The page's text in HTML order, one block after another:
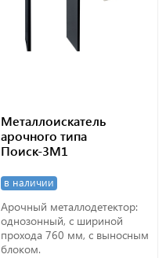
Металлоискатель
арочного типа
Поиск-3М1
в наличии
Арочный металлодетектор:
однозонный, с шириной
прохода 760 мм, с выносным
блоком.